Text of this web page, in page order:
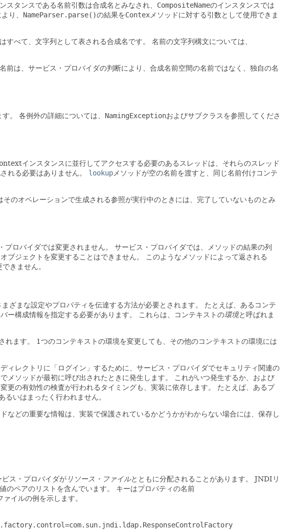
スタンスである名前引数は合成名とみなされ、 CompositeNameのインスタンスでは
り、 NameParser.parse()の結果をContex メソッドに対する引数として使用できま
すべて、文字列として表される合成名です。 名前の文字列構文については、
前は、サービス・プロバイダの判断により、合成名前空間の名前ではなく、独自の名
。 各例外の詳細については、 NamingExceptionおよびサブクラスを参照してくださ
インスタンスに並行してアクセスする必要のあるスレッドは、それらのスレッド
れる必要はありません。 lookup メソッドが空の名前を渡すと、同じ名前付けコンテ
のオペレーションで生成される参照が実行中のときには、完了していないものとみ
プロバイダでは変更されません。
サービス・プロバイダでは、メソッドの結果の列
ブジェクトを変更することはできません。 このようなメソッドによって返される
きません。
まな設定やプロパティを伝達する方法が必要とされます。
たとえば、あるコンテ
ー構成情報を指定する必要があります。 これらは、コンテキストの環境と呼ばれま
ます。
1つのコンテキストの環境を変更しても、その他のコンテキストの環境には
ィレクトリに「ログイン」するために、サービス・プロバイダでセキュリティ関連の
メソッドが最初に呼び出されたときに発生します。
これがいつ発生するか、および
の有効性の検査が行われるタイミングも、実装に依存します。
たとえば、あるプ
いはまったく行われません。
などの重要な情報は、実装で保護されているかどうかがわからない場合には、保存し
ス・プロバイダが リソース・ファイルとともに分配されることがあります。
JNDIリ
のペアのリストを含んでいます。
キーはプロパティの名前
イルの例を示します。